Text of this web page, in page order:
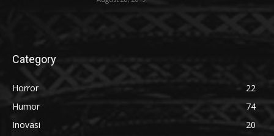
Category
Horror
22
Humor
74
Inovasi
20